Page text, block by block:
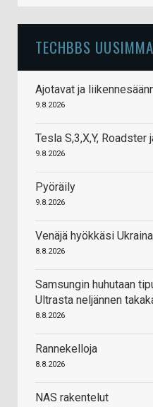
TECHBBS
Ajotavat ja
9.8.2026
Tesla S,3,X,Y,
9.8.2026
Pyöräily
9.8.2026
Venäjä hyökkäsi
8.8.2026
Samsungin huhutaan
Ultrasta neljännen
8.8.2026
Rannekelloja
8.8.2026
NAS rakentelut